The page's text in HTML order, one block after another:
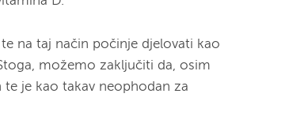
na taj način počinje djelovati kao
možemo zaključiti da, osim
je kao takav neophodan za